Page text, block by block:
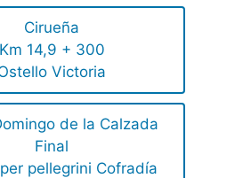
Cirueña
Km 14,9 + 300
Victoria
de la Calzada
Final
pellegrini Cofradía